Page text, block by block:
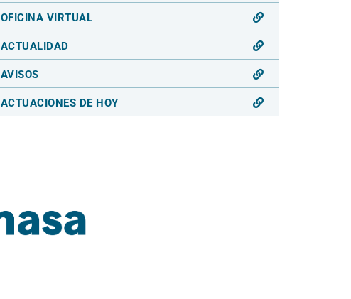
OFICINA VIRTUAL
ACTUALIDAD
AVISOS
ACTUACIONES DE HOY